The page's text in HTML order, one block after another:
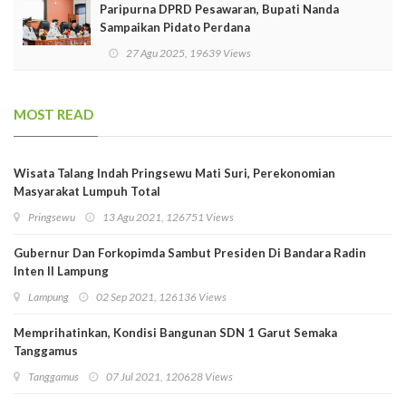
Paripurna DPRD Pesawaran, Bupati Nanda
Sampaikan Pidato Perdana
27 Agu 2025, 19639 Views
MOST READ
Wisata Talang Indah Pringsewu Mati Suri, Perekonomian
Masyarakat Lumpuh Total
Pringsewu 13 Agu 2021, 126751 Views
Gubernur Dan Forkopimda Sambut Presiden Di Bandara Radin
Inten II Lampung
Lampung 02 Sep 2021, 126136 Views
Memprihatinkan, Kondisi Bangunan SDN 1 Garut Semaka
Tanggamus
Tanggamus 07 Jul 2021, 120628 Views